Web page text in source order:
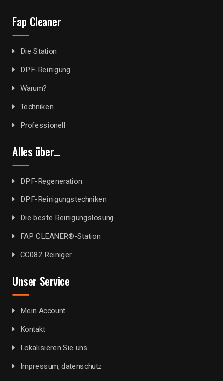
Fap Cleaner
Die Station
DPF-Reinigung
Warum?
Techniken
Professionell
Alles über…
DPF-Regeneration
DPF-Reinigungstechniken
Die beste Reinigungslösung
FAP CLEANER®-Station
CC082 Reiniger
Unser Service
Mein Account
Kontakt
Lokalisieren Sie uns
Impressum, datenschutz